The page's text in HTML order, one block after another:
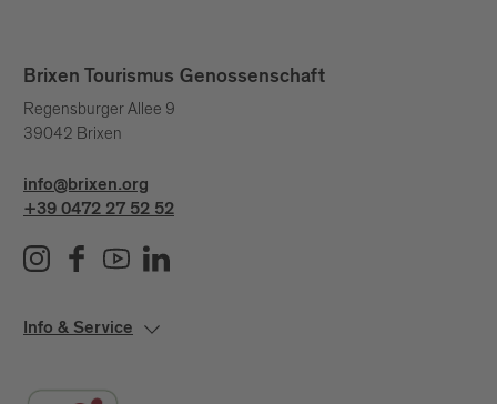
Brixen Tourismus Genossenschaft
Regensburger Allee 9
39042 Brixen
info@brixen.org
+39 0472 27 52 52
Info & Service